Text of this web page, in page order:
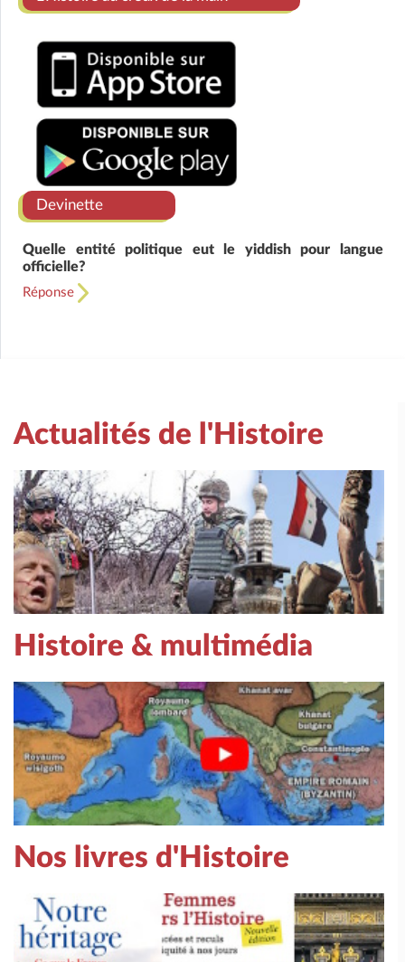
Devinette
Quelle entité politique eut le yiddish pour langue
officielle?
Réponse
Actualités de l'Histoire
Histoire & multimédia
Nos livres d'Histoire